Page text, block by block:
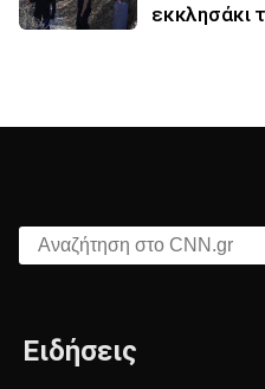
εκκλησάκι
Αναζήτηση στο CNN.gr
Ειδήσεις